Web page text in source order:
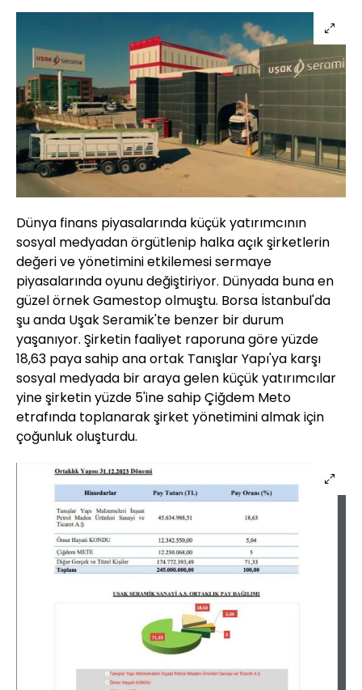
Dünya finans piyasalarında küçük yatırımcının
sosyal medyadan örgütlenip halka açık şirketlerin
değeri ve yönetimini etkilemesi sermaye
piyasalarında oyunu değiştiriyor. Dünyada buna en
güzel örnek Gamestop olmuştu. Borsa İstanbul'da
şu anda Uşak Seramik'te benzer bir durum
yaşanıyor. Şirketin faaliyet raporuna göre yüzde
18,63 paya sahip ana ortak Tanışlar Yapı'ya karşı
sosyal medyada bir araya gelen küçük yatırımcılar
yine şirketin yüzde 5'ine sahip Çiğdem Meto
etrafında toplanarak şirket yönetimini almak için
çoğunluk oluşturdu.